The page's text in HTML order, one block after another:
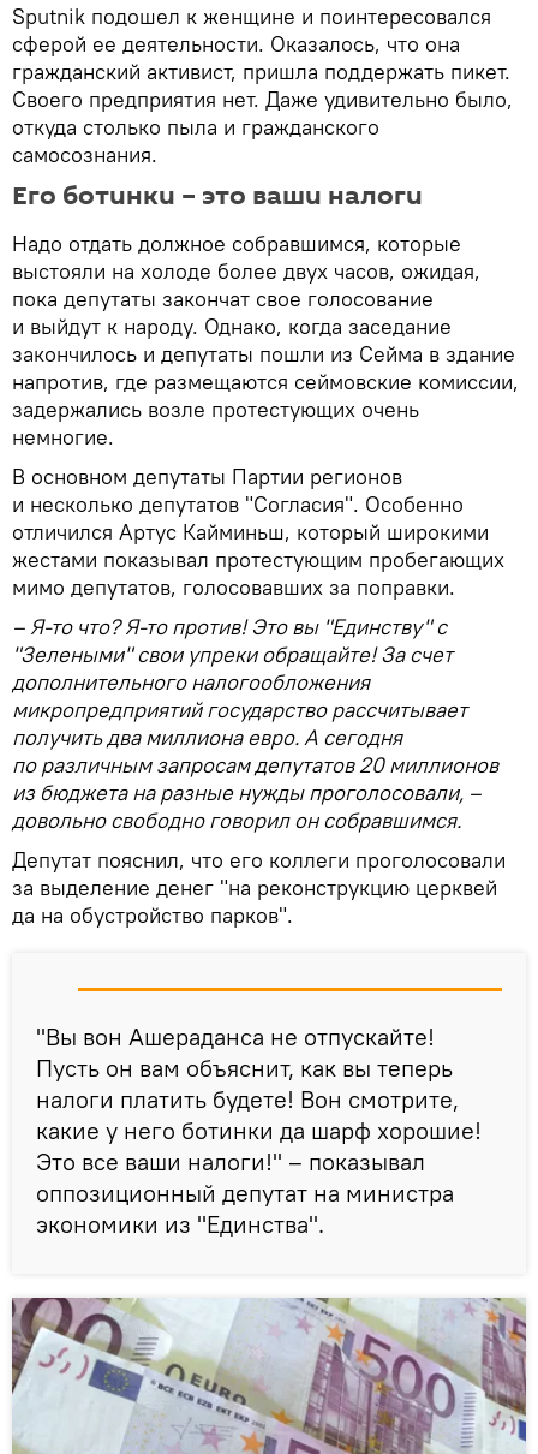
Sputnik подошел к женщине и поинтересовался
сферой ее деятельности. Оказалось, что она
гражданский активист, пришла поддержать пикет.
Своего предприятия нет. Даже удивительно было,
откуда столько пыла и гражданского
самосознания.
Его ботинки – это ваши налоги
Надо отдать должное собравшимся, которые
выстояли на холоде более двух часов, ожидая,
пока депутаты закончат свое голосование
и выйдут к народу. Однако, когда заседание
закончилось и депутаты пошли из Сейма в здание
напротив, где размещаются сеймовские комиссии,
задержались возле протестующих очень
немногие.
В основном депутаты Партии регионов
и несколько депутатов "Согласия". Особенно
отличился Артус Кайминьш, который широкими
жестами показывал протестующим пробегающих
мимо депутатов, голосовавших за поправки.
– Я-то что? Я-то против! Это вы "Единству" с
"Зелеными" свои упреки обращайте! За счет
дополнительного налогообложения
микропредприятий государство рассчитывает
получить два миллиона евро. А сегодня
по различным запросам депутатов 20 миллионов
из бюджета на разные нужды проголосовали, –
довольно свободно говорил он собравшимся.
Депутат пояснил, что его коллеги проголосовали
за выделение денег "на реконструкцию церквей
да на обустройство парков".
"Вы вон Ашераданса не отпускайте!
Пусть он вам объяснит, как вы теперь
налоги платить будете! Вон смотрите,
какие у него ботинки да шарф хорошие!
Это все ваши налоги!" – показывал
оппозиционный депутат на министра
экономики из "Единства".